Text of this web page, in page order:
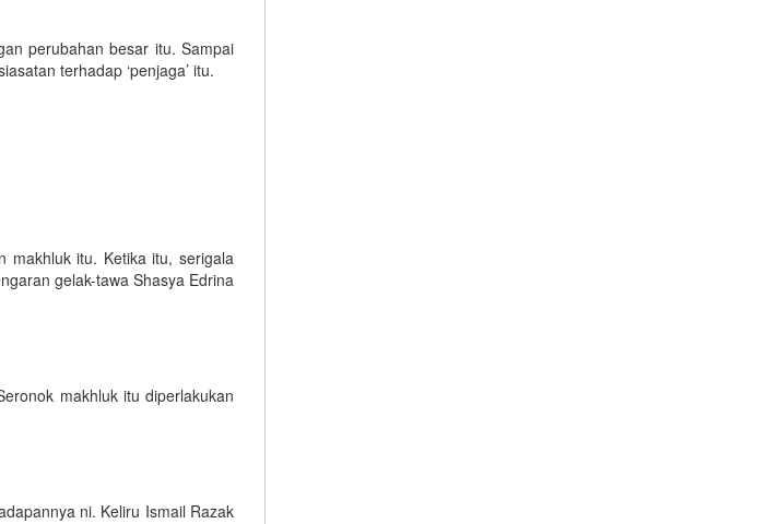
perubahan besar itu. Sampai
terhadap ‘penjaga’ itu.
makhluk itu. Ketika itu, serigala
gelak-tawa Shasya Edrina
makhluk itu diperlakukan
ni. Keliru Ismail Razak